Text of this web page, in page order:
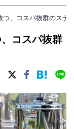
つ、コスパ抜群のステ
コスパ抜群